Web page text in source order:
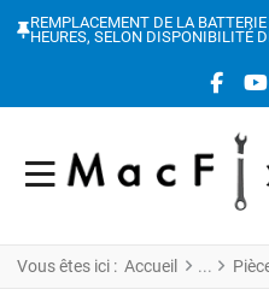
REMPLACEMENT DE LA
HEURES, SELON DISPONIBILITÉ
Vous êtes ici : Accueil